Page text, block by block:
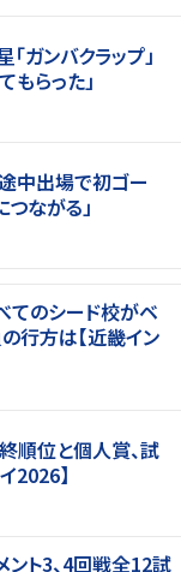
ガンバクラップ」
もらった」
中出場で初ゴー
ながる」
てのシード校がベ
行方は【近畿イン
位と個人賞、試
2026】
ント3、4回戦全12試